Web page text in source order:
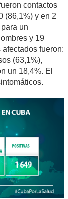
contactos
(86,1%) y en 2
un
y 19
afectados fueron:
(63,1%),
un 18,4%. El